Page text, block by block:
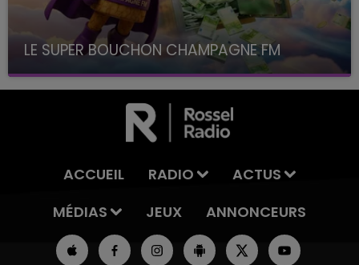
LE SUPER BOUCHON CHAMPAGNE FM
avec La Famille Champagne FM, à 8H10
ACCUEIL RADIO
ACTUS
MÉDIAS
JEUX ANNONCEURS